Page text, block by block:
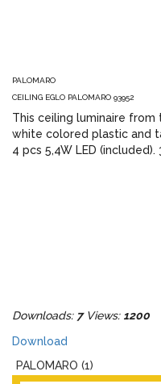
PALOMARO
CEILING EGLO PALOMARO 93952
This ceiling luminaire from
white colored plastic and
4 pcs 5,4W LED (included).
Downloads: 7Views: 1200
Download
PALOMARO (1)